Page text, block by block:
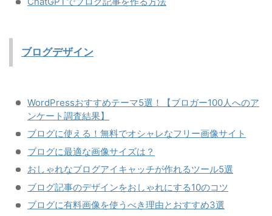
ブログデザイン
WordPressおすすめテーマ5選！【ブロガー100人へのア
ンケート調査結果】
ブログに使える！無料でオシャレなフリー画像サイト
ブログに最適な画像サイズは？
おしゃれなブログアイキャッチが作れるツール5選
ブログ記事のデザインをおしゃれにする10のコツ
ブログに有料画像を使うべき理由とおすすめ3選